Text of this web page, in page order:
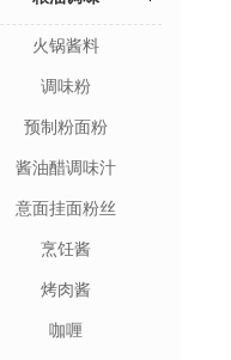
火锅酱料
调味粉
预制粉面粉
酱油醋调味汁
意面挂面粉丝
烹饪酱
烤肉酱
咖喱